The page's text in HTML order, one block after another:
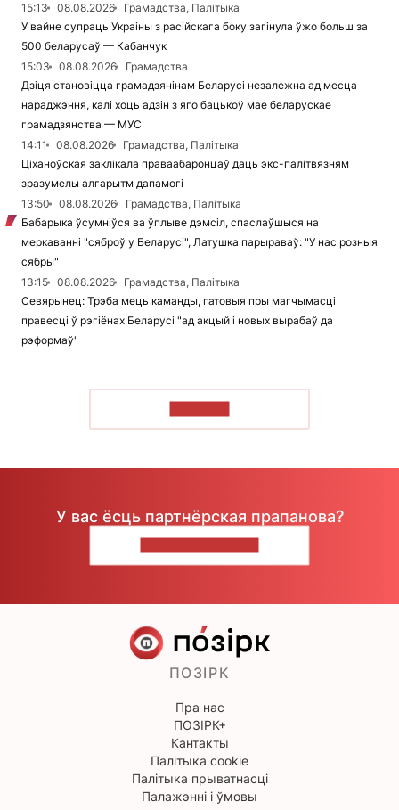
15:13
08.08.2026
Грамадства, Палітыка
У вайне супраць Украіны з расійскага боку загінула ўжо больш за
500 беларусаў — Кабанчук
15:03
08.08.2026
Грамадства
Дзіця становіцца грамадзянінам Беларусі незалежна ад месца
нараджэння, калі хоць адзін з яго бацькоў мае беларускае
грамадзянства — МУС
14:11
08.08.2026
Грамадства, Палітыка
Ціханоўская заклікала праваабаронцаў даць экс-палітвязням
зразумелы алгарытм дапамогі
13:50
08.08.2026
Грамадства, Палітыка
Бабарыка ўсумніўся ва ўплыве дэмсіл, спаслаўшыся на
меркаванні "сяброў у Беларусі", Латушка парыраваў: "У нас розныя
сябры"
13:15
08.08.2026
Грамадства, Палітыка
Севярынец: Трэба мець каманды, гатовыя пры магчымасці
правесці ў рэгіёнах Беларусі "ад акцый і новых вырабаў да
рэформаў"
У вас ёсць партнёрская прапанова?
ПОЗІРК
Пра нас
ПОЗІРК+
Кантакты
Палітыка cookie
Палітыка прыватнасці
Палажэнні і ўмовы